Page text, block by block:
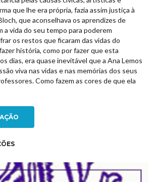
que lhe era própria, fazia assim justiça à
que aconselhava os aprendizes de
a vida do seu tempo para poderem
os restos que ficaram das vidas do
história, como por fazer que esta
dias, era quase inevitável que a Ana Lemos
viva nas vidas e nas memórias dos seus
Como fazem as cores de que ela